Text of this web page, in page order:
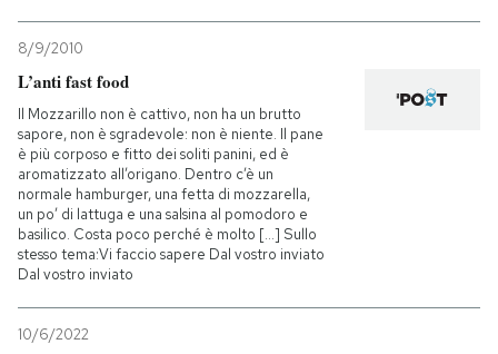
8/9/2010
L’anti fast food
Il Mozzarillo non è cattivo, non ha un brutto
sapore, non è sgradevole: non è niente. Il pane
è più corposo e fitto dei soliti panini, ed è
aromatizzato all’origano. Dentro c’è un
normale hamburger, una fetta di mozzarella,
un po’ di lattuga e una salsina al pomodoro e
basilico. Costa poco perché è molto [...] Sullo
stesso tema:Vi faccio sapere Dal vostro inviato
Dal vostro inviato
10/6/2022